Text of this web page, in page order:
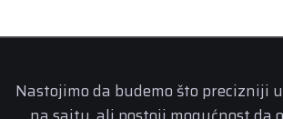
Nastojimo da budemo što precizniji